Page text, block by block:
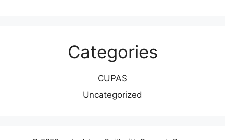
Categories
CUPAS
Uncategorized